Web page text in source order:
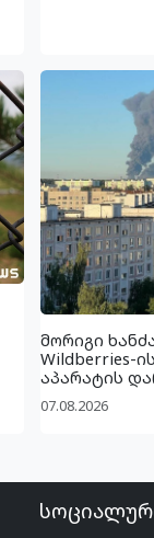
მორიგი
Wildberries-
აპარატის
07.08.2026